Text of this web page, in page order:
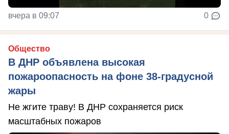
вчера в 09:07 0
Общество
В ДНР объявлена высокая
пожароопасность на фоне 38-градусной
жары
Не жгите траву! В ДНР сохраняется риск
масштабных пожаров